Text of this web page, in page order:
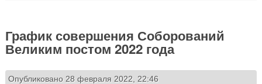
График совершения Соборований
Великим постом 2022 года
Опубликовано 28 февраля 2022, 22:46